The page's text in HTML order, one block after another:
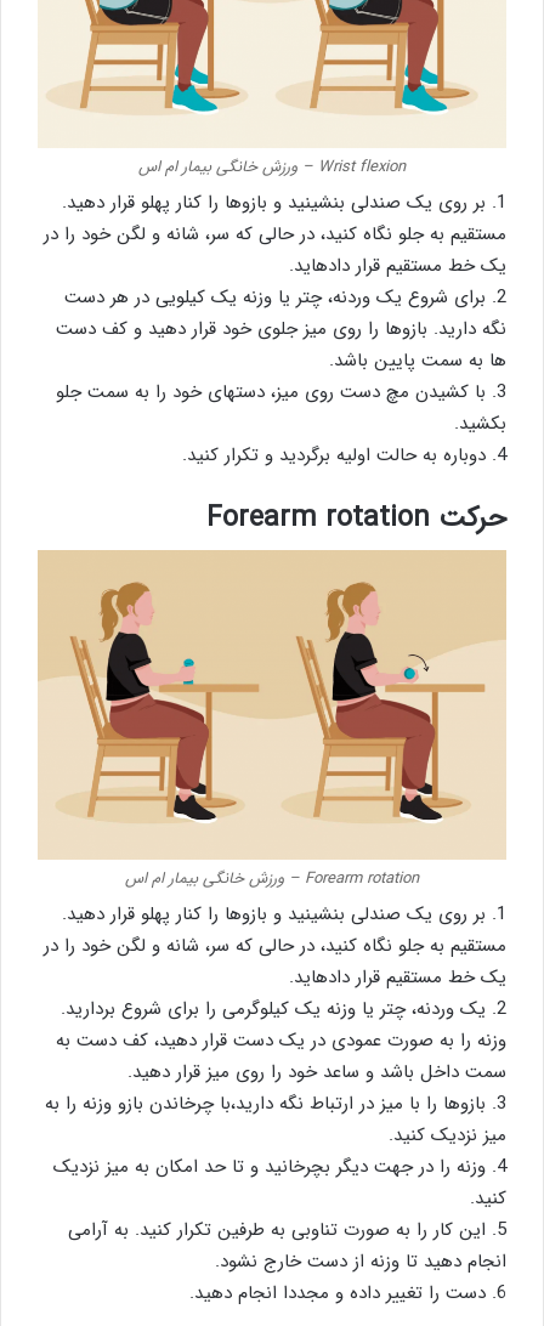
Wrist flexion – ورزش خانگی بیمار ام اس
1. بر روی یک صندلی بنشینید و بازوها را کنار پهلو قرار دهید.
مستقیم به جلو نگاه کنید، در حالی که سر، شانه و لگن خود را در
یک خط مستقیم قرار دادهاید.
2. برای شروع یک وردنه، چتر یا وزنه یک کیلویی در هر دست
نگه دارید. بازوها را روی میز جلوی خود قرار دهید و کف دست
ها به سمت پایین باشد.
3. با کشیدن مچ دست روی میز، دستهای خود را به سمت جلو
بکشید.
4. دوباره به حالت اولیه برگردید و تکرار کنید.
حرکت Forearm rotation
Forearm rotation – ورزش خانگی بیمار ام اس
1. بر روی یک صندلی بنشینید و بازوها را کنار پهلو قرار دهید.
مستقیم به جلو نگاه کنید، در حالی که سر، شانه و لگن خود را در
یک خط مستقیم قرار دادهاید.
2. یک وردنه، چتر یا وزنه یک کیلوگرمی را برای شروع بردارید.
وزنه را به صورت عمودی در یک دست قرار دهید، کف دست به
سمت داخل باشد و ساعد خود را روی میز قرار دهید.
3. بازوها را با میز در ارتباط نگه دارید،با چرخاندن بازو وزنه را به
میز نزدیک کنید.
4. وزنه را در جهت دیگر بچرخانید و تا حد امکان به میز نزدیک
کنید.
5. این کار را به صورت تناوبی به طرفین تکرار کنید. به آرامی
انجام دهید تا وزنه از دست خارج نشود.
6. دست را تغییر داده و مجددا انجام دهید.